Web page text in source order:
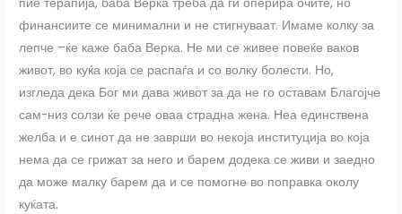
финансиите се минимални и не стигнуваат. Имаме колку за
лепче –ќе каже баба Верка. Не ми се живее повеќе ваков
живот, во куќа која се распаѓа и со волку болести. Но,
изгледа дека Бог ми дава живот за да не го оставам Благојче
сам-низ солзи ќе рече оваа страдна жена. Неа единствена
желба и е синот да не заврши во некоја институција во која
нема да се грижат за него и барем додека се живи и заедно
да може малку барем да и се помогне во поправка околу
куќата.